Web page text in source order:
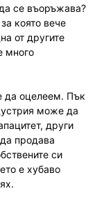
се въоръжава?
която вече
от другите
много
да оцелеем. Пък
може да
други
продава
си
е хубаво